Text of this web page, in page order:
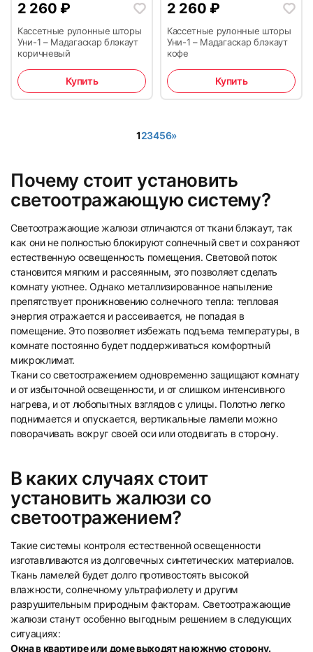
2 260 ₽
Кассетные рулонные шторы
Уни-1 – Мадагаскар блэкаут
коричневый
Купить
2 260 ₽
Кассетные рулонные шторы
Уни-1 – Мадагаскар блэкаут
кофе
Купить
123456»
Почему стоит установить
светоотражающую систему?
Светоотражающие жалюзи отличаются от ткани блэкаут, так
как они не полностью блокируют солнечный свет и сохраняют
естественную освещенность помещения. Световой поток
становится мягким и рассеянным, это позволяет сделать
комнату уютнее. Однако металлизированное напыление
препятствует проникновению солнечного тепла: тепловая
энергия отражается и рассеивается, не попадая в
помещение. Это позволяет избежать подъема температуры, в
комнате постоянно будет поддерживаться комфортный
микроклимат.
Ткани со светоотражением одновременно защищают комнату
и от избыточной освещенности, и от слишком интенсивного
нагрева, и от любопытных взглядов с улицы. Полотно легко
поднимается и опускается, вертикальные ламели можно
поворачивать вокруг своей оси или отодвигать в сторону.
В каких случаях стоит
установить жалюзи со
светоотражением?
Такие системы контроля естественной освещенности
изготавливаются из долговечных синтетических материалов.
Ткань ламелей будет долго противостоять высокой
влажности, солнечному ультрафиолету и другим
разрушительным природным факторам. Светоотражающие
жалюзи станут особенно выгодным решением в следующих
ситуациях:
Окна в квартире или доме выходят на южную сторону.